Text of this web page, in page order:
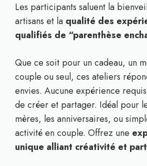
Les participants saluent la
artisans et la qualité des
qualifiés de “parenthèse
Que ce soit pour un cadeau, un
couple ou seul, ces ateliers
envies. Aucune expérience
de créer et partager. Idéal pour
mères, les anniversaires, ou
activité en couple. Offrez une
unique alliant créativité et